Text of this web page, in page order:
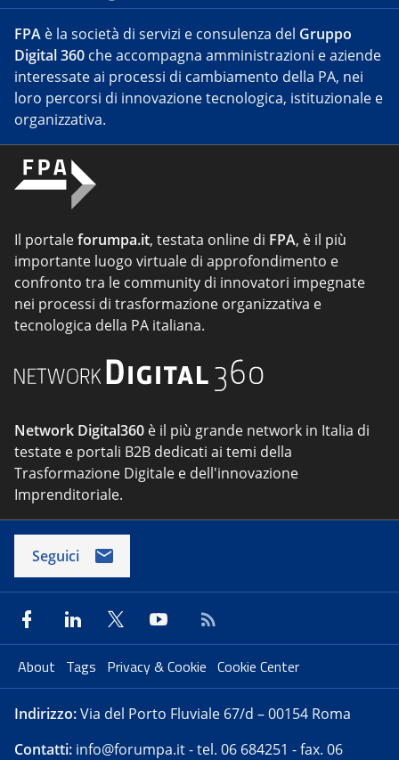
FPA è la società di servizi e consulenza del Gruppo
Digital 360 che accompagna amministrazioni e aziende
interessate ai processi di cambiamento della PA, nei
loro percorsi di innovazione tecnologica, istituzionale e
organizzativa.
Il portaleforumpa.it, testata online di FPA, è il più
importante luogo virtuale di approfondimento e
confronto tra le community di innovatori impegnate
nei processi di trasformazione organizzativa e
tecnologica della PA italiana.
Network Digital360 è il più grande network in Italia di
testate e portali B2B dedicati ai temi della
Trasformazione Digitale e dell'innovazione
Imprenditoriale.
Seguici
About Tags Privacy & Cookie Cookie Center
Indirizzo:Via del Porto Fluviale 67/d – 00154 Roma
Contatti: info@forumpa.it- tel. 06 684251 - fax. 06